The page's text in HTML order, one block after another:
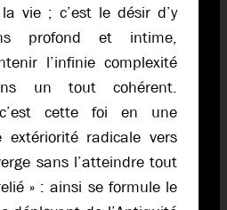
vie ; c’est le désir d’y
profond et intime,
l’infinie complexité
un tout cohérent.
cette foi en une
radicale vers
sans l’atteindre tout
» : ainsi se formule le